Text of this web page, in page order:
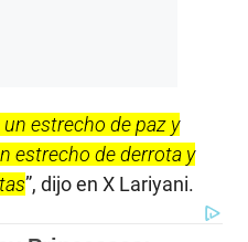
estrecho de paz y
estrecho de derrota y
”, dijo en X Lariyani.